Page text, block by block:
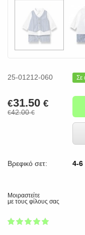
25-01212-060 Σε
€31.50 €
€42.00€
Βρεφικό σετ: 4-
Μοιραστείτε
με τους φίλους σας
1
2
3
4
5